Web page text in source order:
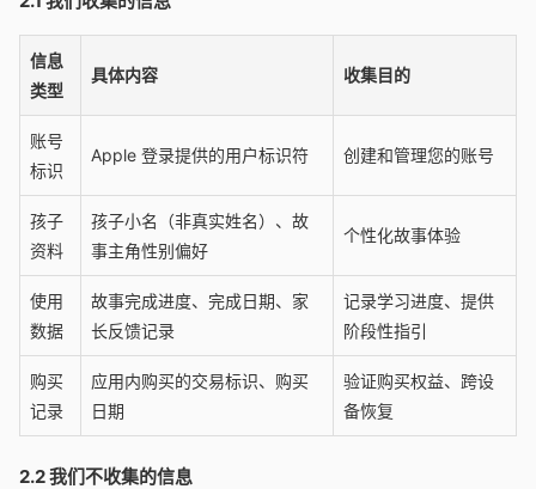
信息
类型
具体内容 收集目的
账号
标识
Apple 登录提供的用户标识符 创建和管理您的账号
孩子
资料
孩子小名（非真实姓名）、故
事主角性别偏好
个性化故事体验
使用
数据
故事完成进度、完成日期、家
长反馈记录
记录学习进度、提供
阶段性指引
购买
记录
应用内购买的交易标识、购买
日期
验证购买权益、跨设
备恢复
2.2 我们不收集的信息